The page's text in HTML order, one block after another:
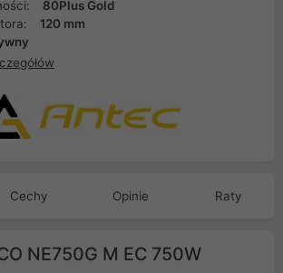
80Plus Gold
120 mm
Cechy Opinie Raty
NE750G M EC 750W